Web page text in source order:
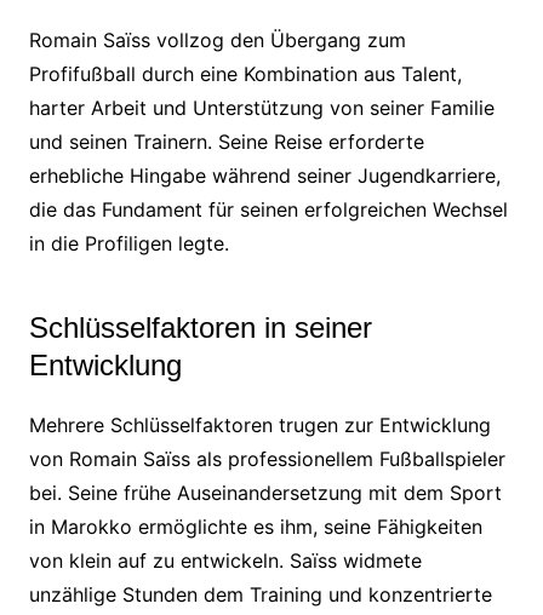
Romain Saïss vollzog den Übergang zum
Profifußball durch eine Kombination aus Talent,
harter Arbeit und Unterstützung von seiner Familie
und seinen Trainern. Seine Reise erforderte
erhebliche Hingabe während seiner Jugendkarriere,
die das Fundament für seinen erfolgreichen Wechsel
in die Profiligen legte.
Schlüsselfaktoren in seiner
Entwicklung
Mehrere Schlüsselfaktoren trugen zur Entwicklung
von Romain Saïss als professionellem Fußballspieler
bei. Seine frühe Auseinandersetzung mit dem Sport
in Marokko ermöglichte es ihm, seine Fähigkeiten
von klein auf zu entwickeln. Saïss widmete
unzählige Stunden dem Training und konzentrierte